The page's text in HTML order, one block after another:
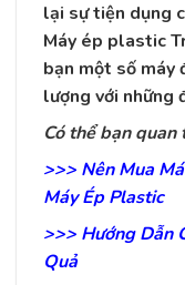
lại sự tiện dụng
Máy ép plastic
bạn một số máy
lượng với những
Có thể bạn quan
>>> Nên Mua
Máy Ép Plastic
>>> Hướng Dẫn
Quả